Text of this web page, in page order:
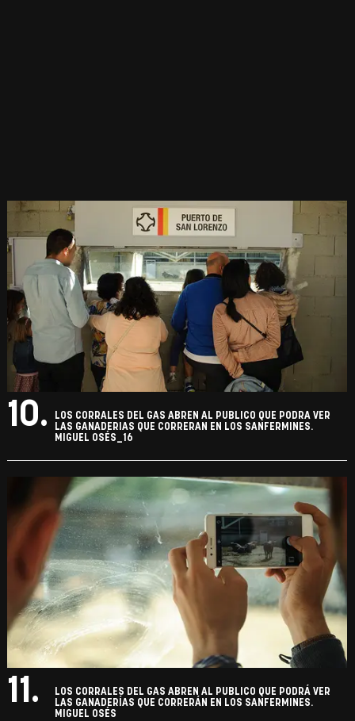
10.
LOS CORRALES DEL GAS ABREN AL PUBLICO QUE PODRA VER
LAS GANADERIAS QUE CORRERAN EN LOS SANFERMINES.
MIGUEL OSÉS_16
11.
LOS CORRALES DEL GAS ABREN AL PUBLICO QUE PODRÁ VER
LAS GANADERÍAS QUE CORRERÁN EN LOS SANFERMINES.
MIGUEL OSÉS